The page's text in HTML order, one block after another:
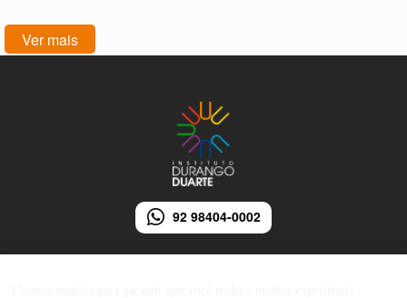
Ver mais
92 98404-0002